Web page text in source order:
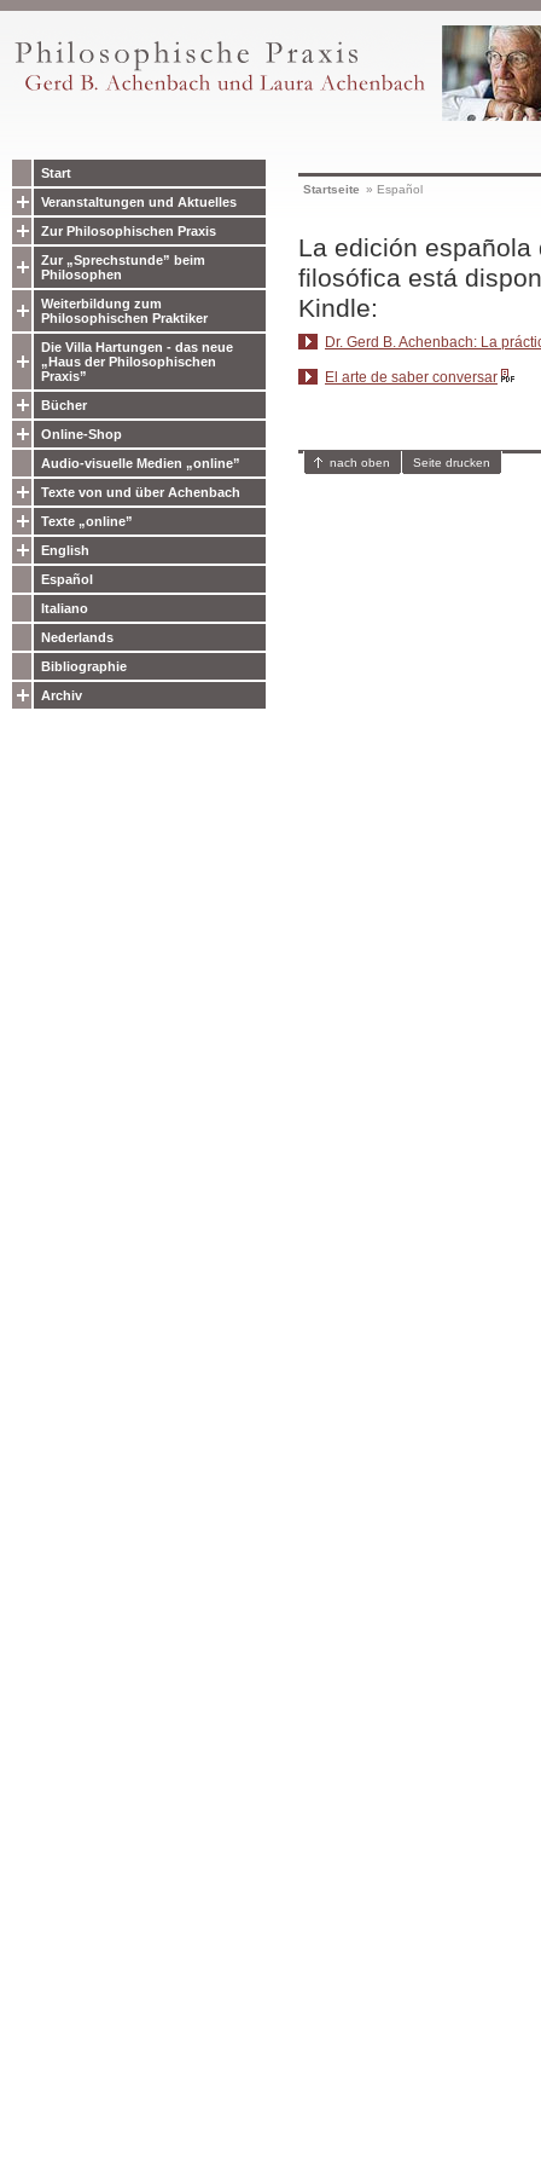
Start
Veranstaltungen und Aktuelles
Zur Philosophischen Praxis
Zur „Sprechstunde” beim
Philosophen
Weiterbildung zum
Philosophischen Praktiker
Die Villa Hartungen - das neue
„Haus der Philosophischen
Praxis”
Bücher
Online-Shop
Audio-visuelle Medien „online”
Texte von und über Achenbach
Texte „online”
English
Español
Italiano
Nederlands
Bibliographie
Archiv
Startseite » Español
La edición
filosófica está
Kindle:
Dr. Gerd B. Achenbach: La
El arte de saber conversar
nach oben Seite drucken